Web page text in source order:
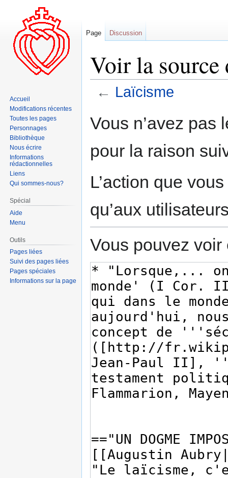
Voir la source
← Laïcisme
à
navigation
à
recherche
Vous n’avez pas
pour la raison
L’action que
qu’aux
Vous pouvez
Page Discussion
Accueil
Modifications récentes
Toutes les pages
Personnages
Bibliothèque
Nous écrire
Informations
rédactionnelles
Liens
Qui sommes-nous?
Spécial
Aide
Menu
Outils
Pages liées
Suivi des pages liées
Pages spéciales
Informations sur la page